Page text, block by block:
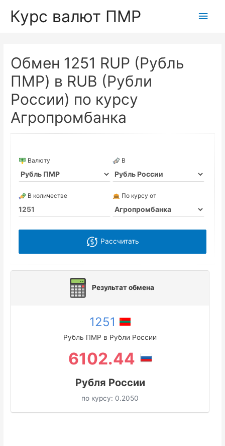
Курс валют ПМР
Обмен 1251 RUP (Рубль
ПМР) в RUB (Рубли
России) по курсу
Агропромбанка
Валюту В
В количестве По курсу от
Рассчитать
Результат обмена
1251
Рубль ПМР в Рубли России
6102.44
Рубля России
по курсу: 0.2050